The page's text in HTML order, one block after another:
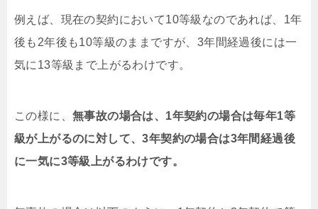
例えば、現在の契約において10等級なのであれば、1年
後も2年後も10等級のままですが、3年間経過後には一
気に13等級まで上がるわけです。
この様に、 無事故の場合は、1年契約の場合は毎年1等
級が上がるのに対して、3年契約の場合は3年間経過後
に一気に3等級上がるわけです。